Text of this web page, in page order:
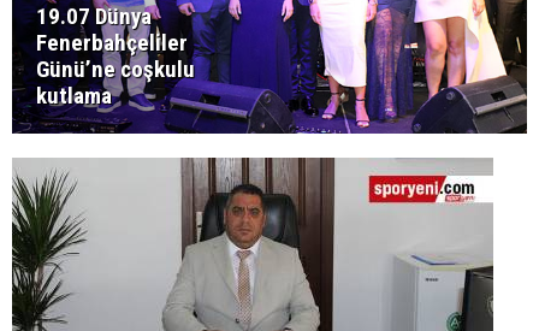
19.07 Dünya
Fenerbahçeliler
Günü’ne coşkulu
kutlama